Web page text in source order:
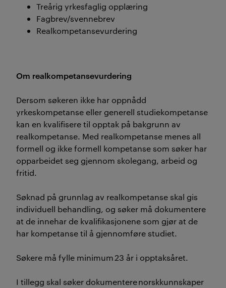
Treårig yrkesfaglig opplæring
Fagbrev/svennebrev
Realkompetansevurdering
Om realkompetansevurdering
Dersom søkeren ikke har oppnådd
yrkeskompetanse eller generell studiekompetanse
kan en kvalifisere til opptak på bakgrunn av
realkompetanse. Med realkompetanse menes all
formell og ikke formell kompetanse som søker har
opparbeidet seg gjennom skolegang, arbeid og
fritid.
Søknad på grunnlag av realkompetanse skal gis
individuell behandling, og søker må dokumentere
at de innehar de kvalifikasjonene som gjør at de
har kompetanse til å gjennomføre studiet.
Søkere må fylle minimum 23 år i opptaksåret.
I tillegg skal søker dokumentere norskkunnskaper